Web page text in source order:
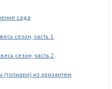
сада
сезон, часть 1.
сезон, часть 2.
(топиари) из хризантем.